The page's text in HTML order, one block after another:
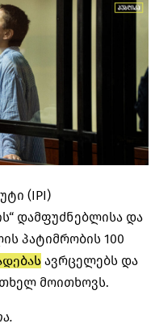
(IPI)
დამფუძნებლისა და
პატიმრობის 100
ავრცელებს და
მოითხოვს.